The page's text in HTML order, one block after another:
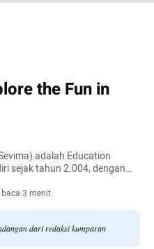
the Fun in
adalah Education
sejak tahun 2.004, dengan
se-Indonesia. Bersama kita
3 menit
dari redaksi kumparan